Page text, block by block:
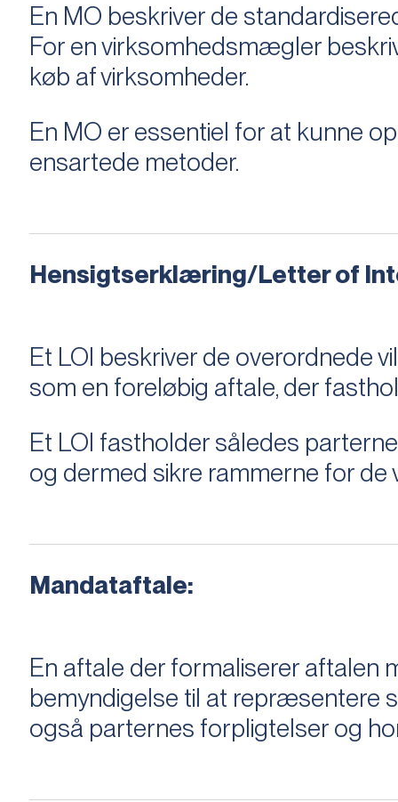
En MO beskriver de
For en virksomhedsmægler
køb af virksomheder.
En MO er essentiel for at kunne
ensartede metoder.
Hensigtserklæring/Letter of
Et LOI beskriver de overordnede
som en foreløbig aftale, der
Et LOI fastholder således
og dermed sikre rammerne for de
Mandataftale:
En aftale der formaliserer
bemyndigelse til at repræsentere
også parternes forpligtelser og